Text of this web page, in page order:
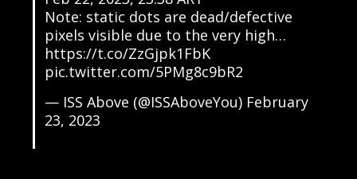
Note: static dots are dead/defective
pixels visible due to the very high…
https://t.co/ZzGjpk1FbK
pic.twitter.com/5PMg8c9bR2
— ISS Above (@ISSAboveYou) February
23, 2023